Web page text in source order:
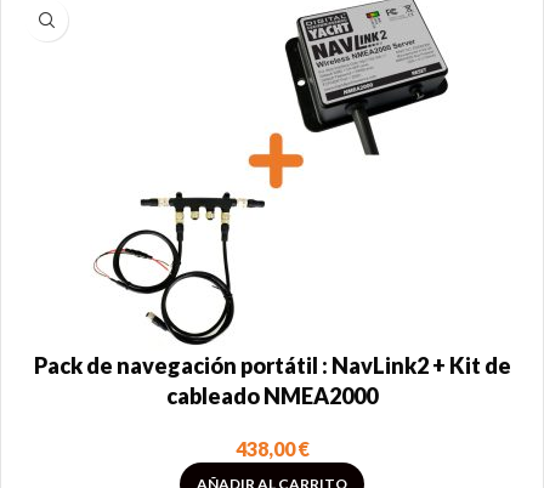
Pack de navegación portátil : NavLink2 + Kit de
cableado NMEA2000
438,00€
AÑADIR AL CARRITO